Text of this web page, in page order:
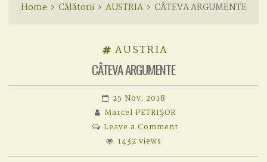
Home Călătorii AUSTRIA CÂTEVA ARGUMENTE
AUSTRIA
CÂTEVA ARGUMENTE
25 Nov. 2018
Marcel PETRIȘOR
Leave a Comment
ARGUMENTE
1432 views